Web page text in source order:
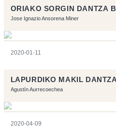
ORIAKO SORGIN DANTZA
Jose Ignazio Ansorena Miner
2020-01-11
LAPURDIKO MAKIL DANTZA
Agustín Aurrecoechea
2020-04-09